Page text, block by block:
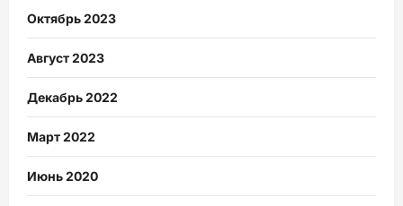
Октябрь 2023
Август 2023
Декабрь 2022
Март 2022
Июнь 2020